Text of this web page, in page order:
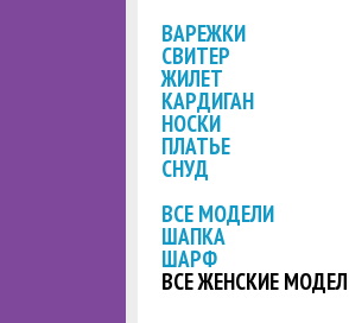
ВАРЕЖКИ
СВИТЕР
ЖИЛЕТ
КАРДИГАН
НОСКИ
ПЛАТЬЕ
СНУД
ВСЕ МОДЕЛИ
ШАПКА
ШАРФ
ВСЕ ЖЕНСКИЕ